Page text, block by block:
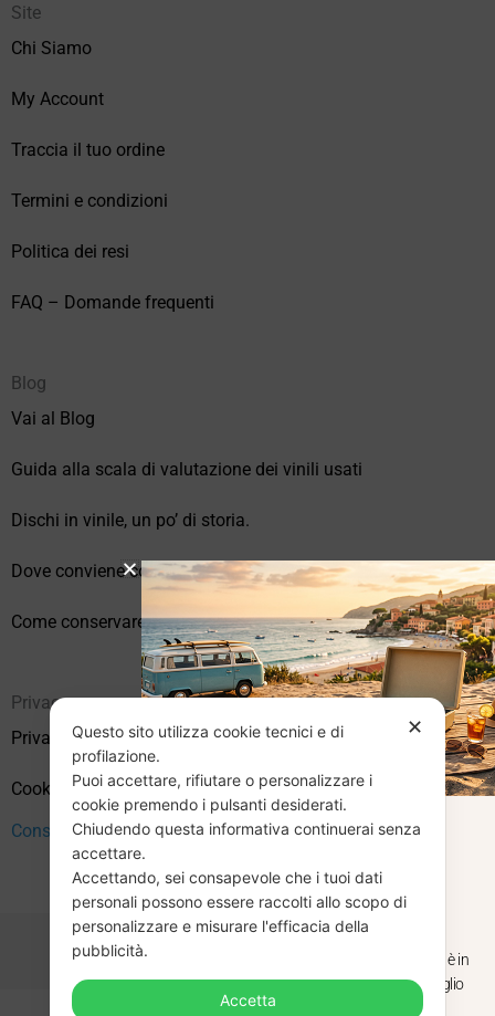
Site
Chi Siamo
My Account
Traccia il tuo ordine
Termini e condizioni
Politica dei resi
FAQ – Domande frequenti
Blog
Vai al Blog
Guida alla scala di valutazione dei vinili usati
Dischi in vinile, un po’ di storia.
Dove conviene comprare vinili online?
Come conservare correttamente i vinili usati
Privacy
Privacy Policy
Cookie Policy (UE)
Consenso
✕
Questo sito utilizza cookie tecnici e di
profilazione.
Puoi accettare, rifiutare o personalizzare i
cookie premendo i pulsanti desiderati.
Chiudendo questa informativa continuerai senza
accettare.
Accettando, sei consapevole che i tuoi dati
personali possono essere raccolti allo scopo di
personalizzare e misurare l'efficacia della
pubblicità.
Accetta
CHIUSURA
ESTIVA
Dal 29 luglio al 31 agosto venditaviniliusati.it è in
pausa estiva. Gli ordini ricevuti entro il 29 luglio
saranno spediti regolarmente.